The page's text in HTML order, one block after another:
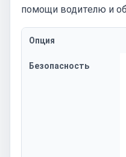
помощи водителю и
Опция
Безопасность